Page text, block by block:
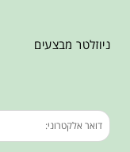
ניוזלטר מבצעים